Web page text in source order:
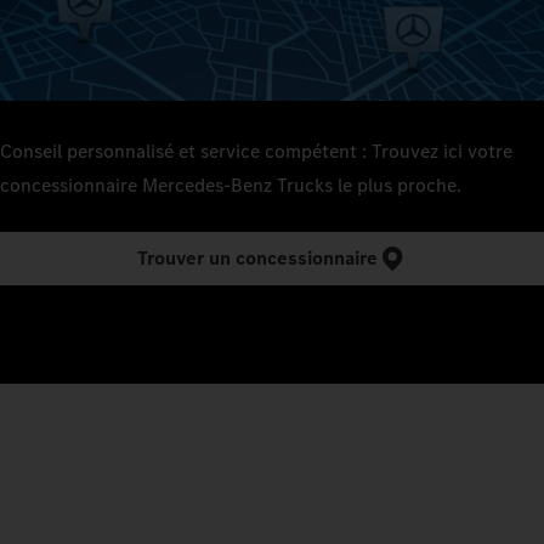
Conseil personnalisé et service compétent : Trouvez ici votre
concessionnaire Mercedes‑Benz Trucks le plus proche.
Trouver un concessionnaire